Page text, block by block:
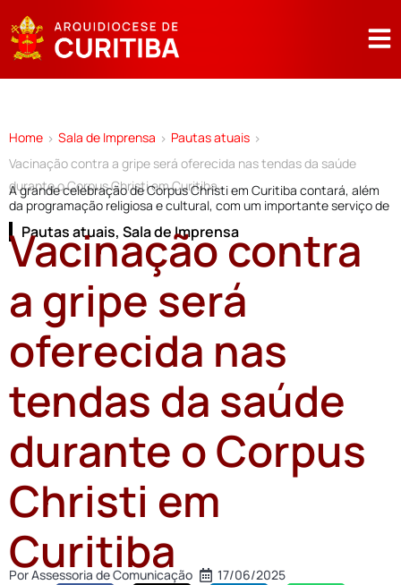
Home > Sala de Imprensa > Pautas atuais >
Vacinação contra a gripe será oferecida nas tendas da saúde
durante o Corpus Christi em Curitiba
A grande celebração de Corpus Christi em Curitiba contará, além
da programação religiosa e cultural, com um importante serviço de
Pautas atuais, Sala de Imprensa
Vacinação contra
a gripe será
oferecida nas
tendas da saúde
durante o Corpus
Christi em
Curitiba
PorAssessoria de Comunicação 17/06/2025